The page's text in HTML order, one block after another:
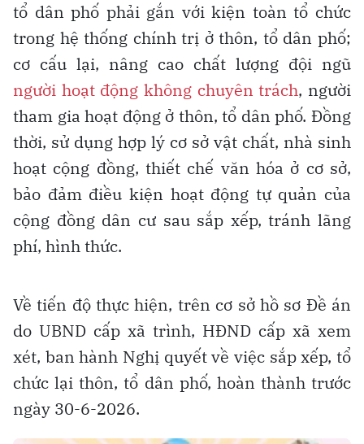
tổ dân phố phải gắn với kiện toàn tổ chức
trong hệ thống chính trị ở thôn, tổ dân phố;
cơ cấu lại, nâng cao chất lượng đội ngũ
người hoạt động không chuyên trách, người
tham gia hoạt động ở thôn, tổ dân phố. Đồng
thời, sử dụng hợp lý cơ sở vật chất, nhà sinh
hoạt cộng đồng, thiết chế văn hóa ở cơ sở,
bảo đảm điều kiện hoạt động tự quản của
cộng đồng dân cư sau sắp xếp, tránh lãng
phí, hình thức.
Về tiến độ thực hiện, trên cơ sở hồ sơ Đề án
do UBND cấp xã trình, HĐND cấp xã xem
xét, ban hành Nghị quyết về việc sắp xếp, tổ
chức lại thôn, tổ dân phố, hoàn thành trước
ngày 30-6-2026.